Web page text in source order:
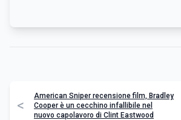
<
American Sniper recensione film, Bradley
Cooper è un cecchino infallibile nel
nuovo capolavoro di Clint Eastwood